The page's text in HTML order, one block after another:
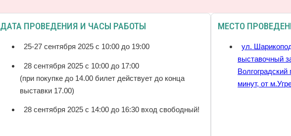
ДАТА ПРОВЕДЕНИЯ И ЧАСЫ РАБОТЫ
25-27 сентября 2025 с 10:00 до 19:00
28 сентября 2025 с 10:00 до 17:00
(при покупке до 14.00 билет действует до конца
выставки 17.00)
28 сентября 2025 с 14:00 до 16:30 вход свободный!
МЕСТО
ул.
выставочный
минут, от